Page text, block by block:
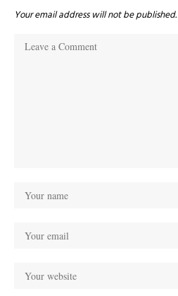
Your email address will not be published.